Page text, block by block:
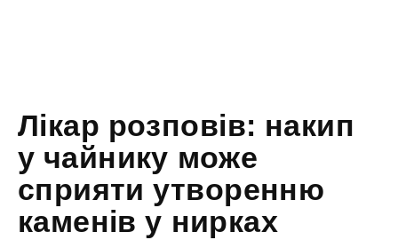
Лікар розповів: накип
у чайнику може
сприяти утворенню
каменів у нирках